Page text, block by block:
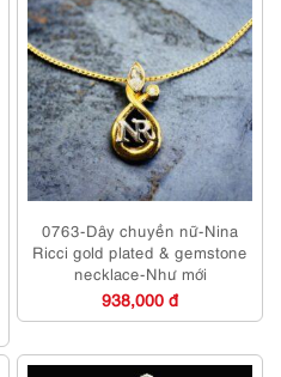
0763-Dây chuyền nữ-Nina
Ricci gold plated & gemstone
necklace-Như mới
938,000 đ